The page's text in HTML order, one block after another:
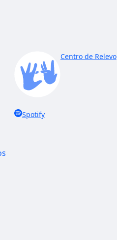
Centro de Relevo
Spotify